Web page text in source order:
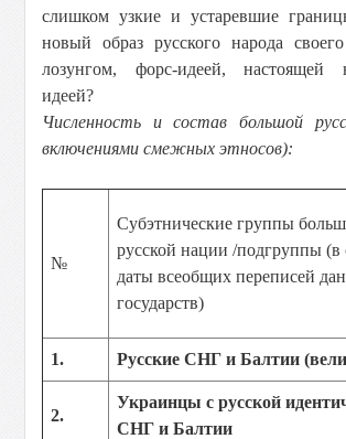
слишком узкие и устаревшие
новый образ русского народа
лозунгом, форс-идеей, настоящей
идеей?
Численность и состав большой
включениями смежных этносов):
№
Субэтнические группы
русской нации /подгруппы (в
даты всеобщих переписей
государств)
1. Русские СНГ и Балтии
2.
Украинцы с русской
СНГ и Балтии